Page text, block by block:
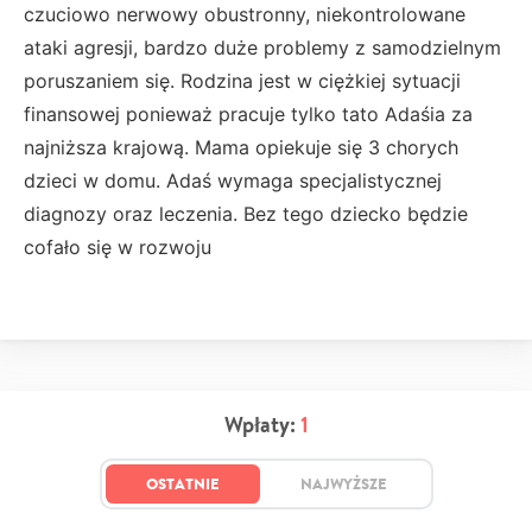
czuciowo nerwowy obustronny, niekontrolowane
ataki agresji, bardzo duże problemy z samodzielnym
poruszaniem się. Rodzina jest w ciężkiej sytuacji
finansowej ponieważ pracuje tylko tato Adaśia za
najniższa krajową. Mama opiekuje się 3 chorych
dzieci w domu. Adaś wymaga specjalistycznej
diagnozy oraz leczenia. Bez tego dziecko będzie
cofało się w rozwoju
Wpłaty: 1
OSTATNIE NAJWYŻSZE